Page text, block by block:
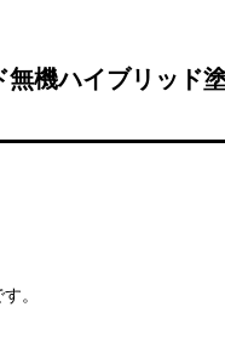
無機ハイブリッ
。